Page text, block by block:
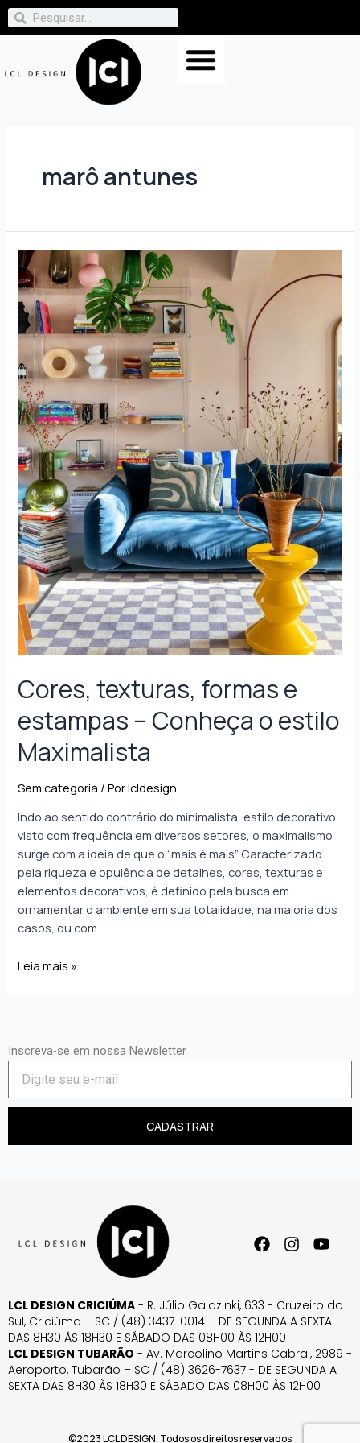
marô antunes
Cores, texturas, formas e
estampas – Conheça o estilo
Maximalista
Sem categoria / Porlcldesign
Indo ao sentido contrário do minimalista, estilo decorativo
visto com frequência em diversos setores, o maximalismo
surge com a ideia de que o “mais é mais”. Caracterizado
pela riqueza e opulência de detalhes, cores, texturas e
elementos decorativos, é definido pela busca em
ornamentar o ambiente em sua totalidade, na maioria dos
casos, ou com …
Leia mais »
Inscreva-se em nossa Newsletter
CADASTRAR
LCL DESIGN CRICIÚMA - R. Júlio Gaidzinki, 633 - Cruzeiro do
Sul, Criciúma – SC / (48) 3437-0014 – DE SEGUNDA A SEXTA
DAS 8H30 ÀS 18H30 E SÁBADO DAS 08H00 ÀS 12H00
LCL DESIGN TUBARÃO - Av. Marcolino Martins Cabral, 2989 -
Aeroporto, Tubarão – SC / (48) 3626-7637 - DE SEGUNDA A
SEXTA DAS 8H30 ÀS 18H30 E SÁBADO DAS 08H00 ÀS 12H00
©2023 LCL DESIGN. Todos os direitos reservados